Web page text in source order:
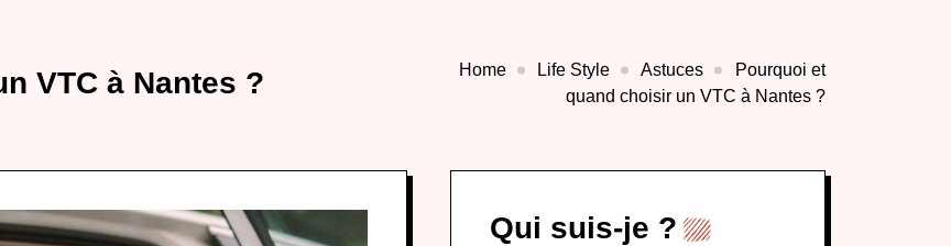
VTC à Nantes ? Home Life Style Astuces
Pourquoi et
quand choisir un VTC à Nantes ?
Qui suis-je ?